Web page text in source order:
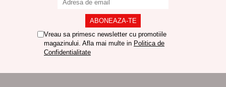
Vreau sa primesc newsletter cu promotiile
magazinului. Afla mai multe in Politica de
Confidentialitate